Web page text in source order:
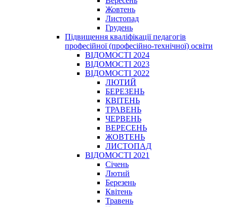
Жовтень
Листопад
Грудень
Підвищення кваліфікації педагогів
професійної (професійно-технічної) освіти
ВІДОМОСТІ 2024
ВІДОМОСТІ 2023
ВІДОМОСТІ 2022
ЛЮТИЙ
БЕРЕЗЕНЬ
КВІТЕНЬ
ТРАВЕНЬ
ЧЕРВЕНЬ
ВЕРЕСЕНЬ
ЖОВТЕНЬ
ЛИСТОПАД
ВІДОМОСТІ 2021
Січень
Лютий
Березень
Квітень
Травень